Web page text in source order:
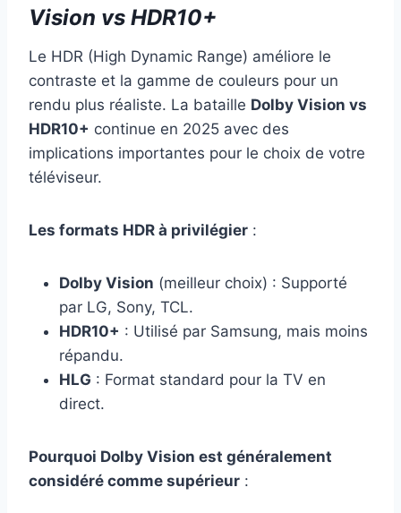
Vision vs HDR10+
Le HDR (High Dynamic Range) améliore le
contraste et la gamme de couleurs pour un
rendu plus réaliste. La bataille Dolby Vision vs
HDR10+ continue en 2025 avec des
implications importantes pour le choix de votre
téléviseur.
Les formats HDR à privilégier :
Dolby Vision (meilleur choix) : Supporté
par LG, Sony, TCL.
HDR10+ : Utilisé par Samsung, mais moins
répandu.
HLG : Format standard pour la TV en
direct.
Pourquoi Dolby Vision est généralement
considéré comme supérieur :